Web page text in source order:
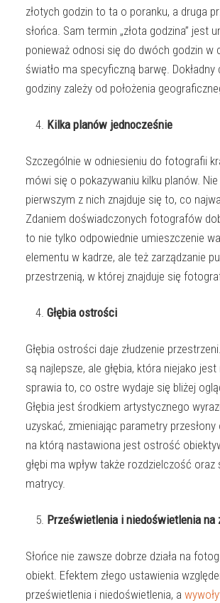
złotych godzin to ta o poranku, a druga
słońca. Sam termin „złota godzina” jest
ponieważ odnosi się do dwóch godzin w
światło ma specyficzną barwę. Dokładny
godziny zależy od położenia
Kilka planów jednocześnie
Szczególnie w odniesieniu do fotografii
mówi się o pokazywaniu kilku planów.
pierwszym z nich znajduje się to, co
Zdaniem doświadczonych fotografów
to nie tylko odpowiednie umieszczenie
elementu w kadrze, ale też zarządzanie
przestrzenią, w której znajduje się
Głębia ostrości
Głębia ostrości daje złudzenie
są najlepsze, ale głębia, która niejako
sprawia to, co ostre wydaje się bliżej
Głębia jest środkiem artystycznego
uzyskać, zmieniając parametry przesłony
na którą nastawiona jest ostrość
głębi ma wpływ także rozdzielczość oraz
matrycy.
Prześwietlenia i niedoświetlenia na
Słońce nie zawsze dobrze działa na
obiekt. Efektem złego ustawienia
prześwietlenia i niedoświetlenia, a